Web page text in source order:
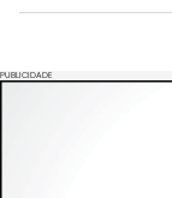
PUBLICIDADE